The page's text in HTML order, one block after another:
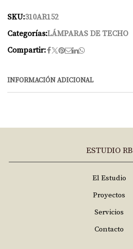
SKU:310AR152
Categorías:LÁMPARAS DE TECHO
Compartir:
INFORMACIÓN ADICIONAL
ESTUDIO RB
El Estudio
Proyectos
Servicios
Contacto